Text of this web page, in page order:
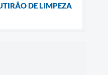
DE LIMPEZA